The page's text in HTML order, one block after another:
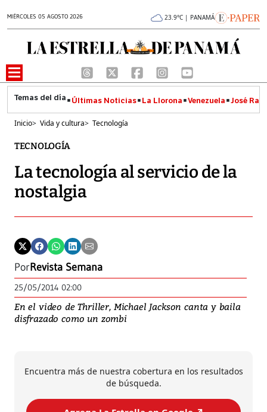
MIÉRCOLES 05 AGOSTO 2026 23.9°C | PANAMÁ
Últimas Noticias La Llorona Venezuela José
Inicio> Vida y cultura> Tecnología
TECNOLOGÍA
La tecnología al servicio de la
nostalgia
PorRevista Semana
25/05/2014 02:00
En el video de Thriller, Michael Jackson canta y baila
disfrazado como un zombi
Encuentra más de nuestra cobertura en los resultados
de búsqueda.